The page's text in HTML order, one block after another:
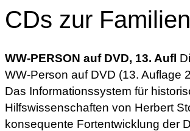
CDs zur
WW-PERSON auf DVD, 13. Aufl
WW-Person auf DVD (13. Auflage
Das Informationssystem für
Hilfswissenschaften von Herbert
konsequente Fortentwicklung der